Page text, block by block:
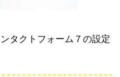
タクトフォーム７の設定